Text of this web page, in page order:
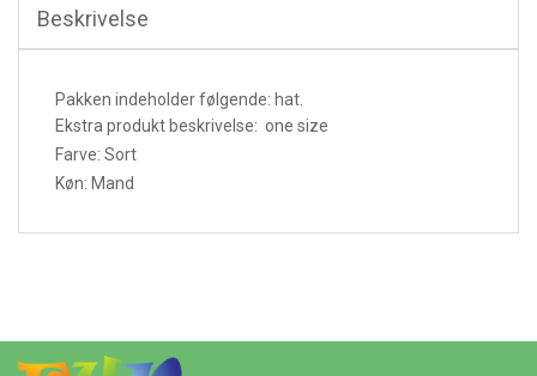
Beskrivelse
Pakken indeholder følgende: hat.
Ekstra produkt beskrivelse: one size
Farve: Sort
Køn: Mand